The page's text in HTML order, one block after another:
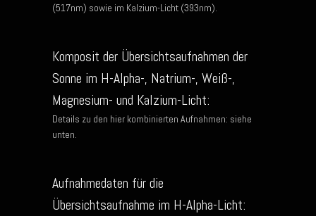
(517nm) sowie im Kalzium-Licht (393nm).
Komposit der Übersichtsaufnahmen der
Sonne im H-Alpha-, Natrium-, Weiß-,
Magnesium- und Kalzium-Licht:
Details zu den hier kombinierten Aufnahmen: siehe
unten.
Aufnahmedaten für die
Übersichtsaufnahme im H-Alpha-Licht: